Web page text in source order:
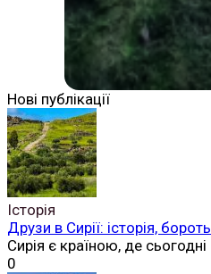
Нові публікації
Історія
Друзи в Сирії: історія,
Сирія є країною, де
0